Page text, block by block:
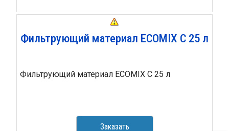
Фильтрующий материал ECOMIX С 25 л
Фильтрующий материал ECOMIX С 25 л
Заказать